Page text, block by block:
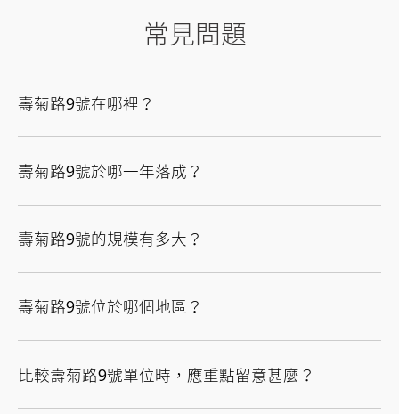
常見問題
壽菊路9號在哪裡？
壽菊路9號於哪一年落成？
壽菊路9號的規模有多大？
壽菊路9號位於哪個地區？
比較壽菊路9號單位時，應重點留意甚麼？